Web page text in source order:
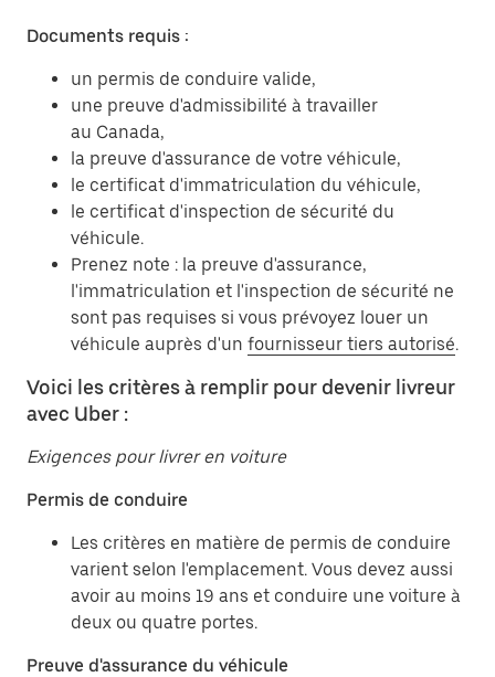
Documents requis :
un permis de conduire valide,
une preuve d'admissibilité à travailler
au Canada,
la preuve d'assurance de votre véhicule,
le certificat d'immatriculation du véhicule,
le certificat d'inspection de sécurité du
véhicule.
Prenez note : la preuve d'assurance,
l'immatriculation et l'inspection de sécurité ne
sont pas requises si vous prévoyez louer un
véhicule auprès d'un fournisseur tiers autorisé.
Voici les critères à remplir pour devenir livreur
avec Uber :
Exigences pour livrer en voiture
Permis de conduire
Les critères en matière de permis de conduire
varient selon l'emplacement. Vous devez aussi
avoir au moins 19 ans et conduire une voiture à
deux ou quatre portes.
Preuve d'assurance du véhicule